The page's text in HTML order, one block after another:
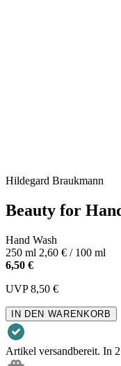
Hildegard Braukmann
Beauty for
Hand Wash
250 ml 2,60 € / 100 ml
6,50 €
UVP8,50 €
IN DEN WARENKORB
Artikel versandbereit. In